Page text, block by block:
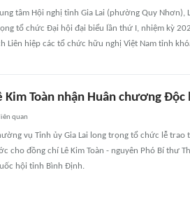
tâm Hội nghị tỉnh Gia Lai (phường Quy
tổ chức Đại hội đại biểu lần thứ I, nhiệm kỳ
Liên hiệp các tổ chức hữu nghị Việt Nam tỉnh
Kim Toàn nhận Huân chương Độc
liên quan
vụ Tỉnh ủy Gia Lai long trọng tổ chức lễ
cho đồng chí Lê Kim Toàn - nguyên Phó Bí thư
hội tỉnh Bình Định.